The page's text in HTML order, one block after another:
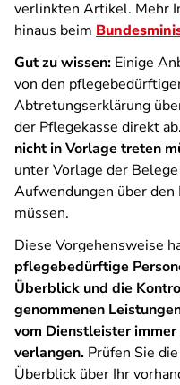
verlinkten Artikel. Mehr
hinaus beim
Gut zu wissen: Einige
von den
Abtretungserklärung
der Pflegekasse direkt ab.
nicht in Vorlage treten
unter Vorlage der
Aufwendungen über
müssen.
Diese Vorgehensweise
pflegebedürftige
Überblick und die
genommenen
vom Dienstleister
verlangen. Prüfen Sie
Überblick über Ihr